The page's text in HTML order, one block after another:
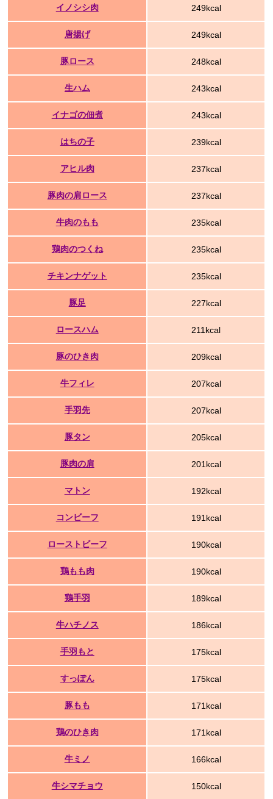
イノシシ肉 249kcal
唐揚げ 249kcal
豚ロース 248kcal
生ハム 243kcal
イナゴの佃煮 243kcal
はちの子 239kcal
アヒル肉 237kcal
豚肉の肩ロース 237kcal
牛肉のもも 235kcal
鶏肉のつくね 235kcal
チキンナゲット 235kcal
豚足 227kcal
ロースハム 211kcal
豚のひき肉 209kcal
牛フィレ 207kcal
手羽先 207kcal
豚タン 205kcal
豚肉の肩 201kcal
マトン 192kcal
コンビーフ 191kcal
ローストビーフ 190kcal
鶏もも肉 190kcal
鶏手羽 189kcal
牛ハチノス 186kcal
手羽もと 175kcal
すっぽん 175kcal
豚もも 171kcal
鶏のひき肉 171kcal
牛ミノ 166kcal
牛シマチョウ 150kcal